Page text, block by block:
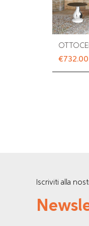
€732.00
Iscriviti alla